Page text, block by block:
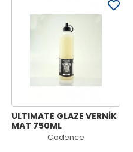
ULTIMATE GLAZE VERNİK
MAT 750ML
Cadence